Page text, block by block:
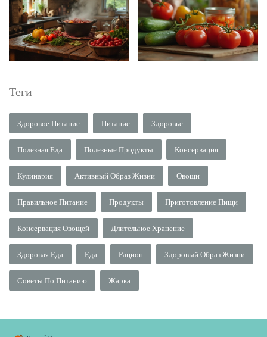
Теги
Здоровое Питание Питание Здоровье
Полезная Еда Полезные Продукты Консервация
Кулинария Активный Образ Жизни Овощи
Правильное Питание Продукты Приготовление Пищи
Консервация Овощей Длительное Хранение
Здоровая Еда Еда Рацион Здоровый Образ Жизни
Советы По Питанию Жарка